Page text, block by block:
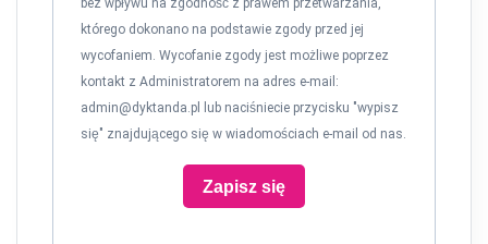
bez wpływu na zgodność z prawem przetwarzania,
którego dokonano na podstawie zgody przed jej
wycofaniem. Wycofanie zgody jest możliwe poprzez
kontakt z Administratorem na adres e-mail:
admin@dyktanda.pl
lub naciśniecie przycisku "wypisz
się" znajdującego się w wiadomościach e-mail od nas.
Zapisz się